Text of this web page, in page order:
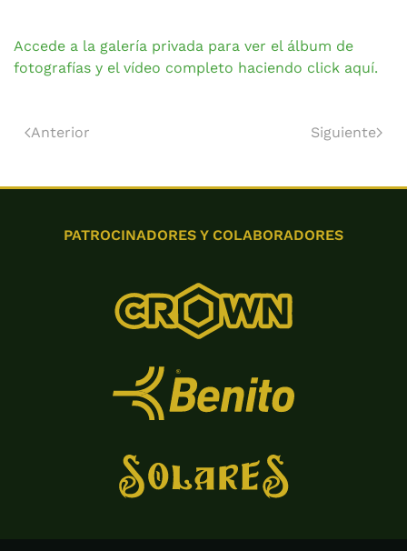
Accede a la galería privada para ver el álbum de
fotografías y el vídeo completo haciendo click aquí.
Anterior Siguiente
PATROCINADORES Y COLABORADORES